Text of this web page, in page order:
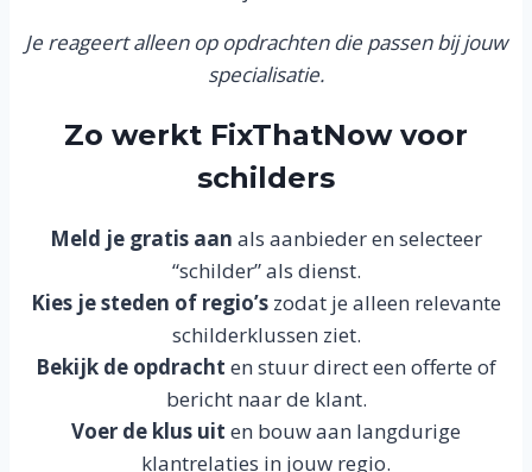
Je reageert alleen op opdrachten die passen bij jouw
specialisatie.
Zo werkt FixThatNow voor
schilders
Meld je gratis aan als aanbieder en selecteer
“schilder” als dienst.
Kies je steden of regio’s zodat je alleen relevante
schilderklussen ziet.
Bekijk de opdracht en stuur direct een offerte of
bericht naar de klant.
Voer de klus uit en bouw aan langdurige
klantrelaties in jouw regio.